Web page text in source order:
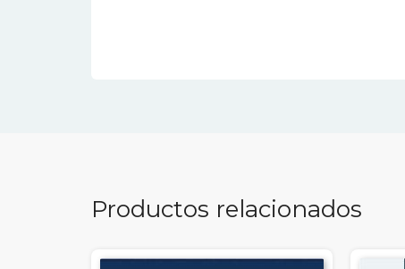
Productos relacionados